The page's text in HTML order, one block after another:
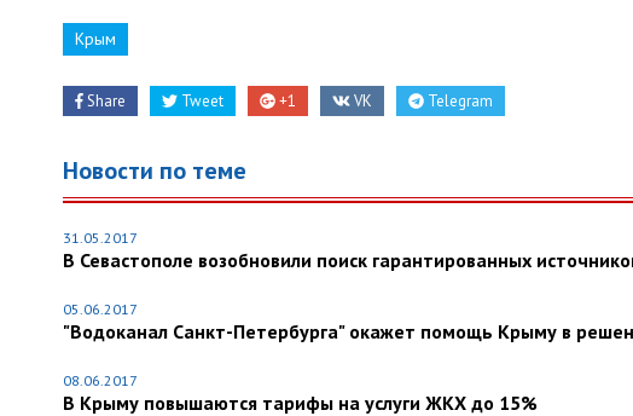
Крым
Share Tweet +1 VK Telegram
Новости по теме
31.05.2017
В Севастополе возобновили поиск гарантированных
05.06.2017
"Водоканал Санкт-Петербурга" окажет помощь Крыму в
08.06.2017
В Крыму повышаются тарифы на услуги ЖКХ до 15%